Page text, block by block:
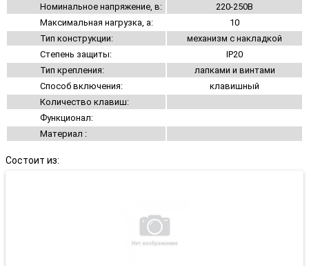
Номинальное напряжение, в:
220-250В
Максимальная нагрузка, а:
10
Тип конструкции:
механизм с накладкой
Степень защиты:
IP20
Тип крепления:
лапками и винтами
Способ включения:
клавишный
Количество клавиш:
Функционал:
Материал :
Состоит из: